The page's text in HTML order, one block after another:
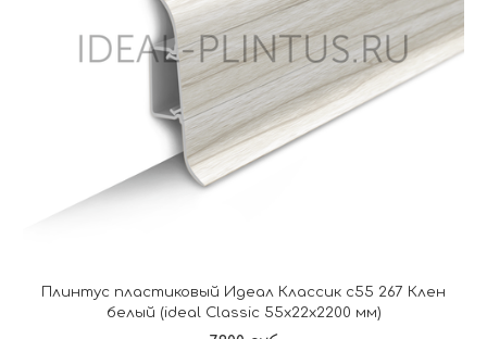
Плинтус пластиковый Идеал Классик c55 267 Клен
белый (ideal Classic 55х22х2200 мм)